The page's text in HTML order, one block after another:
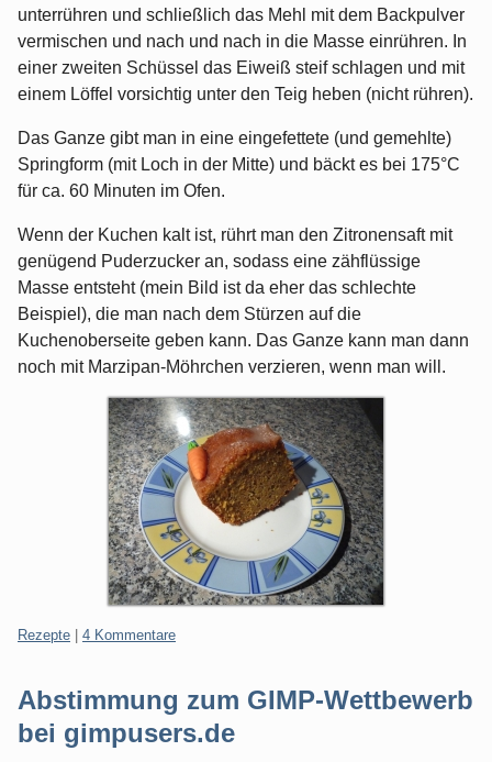
unterrühren und schließlich das Mehl mit dem Backpulver
vermischen und nach und nach in die Masse einrühren. In
einer zweiten Schüssel das Eiweiß steif schlagen und mit
einem Löffel vorsichtig unter den Teig heben (nicht rühren).
Das Ganze gibt man in eine eingefettete (und gemehlte)
Springform (mit Loch in der Mitte) und bäckt es bei 175°C
für ca. 60 Minuten im Ofen.
Wenn der Kuchen kalt ist, rührt man den Zitronensaft mit
genügend Puderzucker an, sodass eine zähflüssige
Masse entsteht (mein Bild ist da eher das schlechte
Beispiel), die man nach dem Stürzen auf die
Kuchenoberseite geben kann. Das Ganze kann man dann
noch mit Marzipan-Möhrchen verzieren, wenn man will.
Kategorien:
Rezepte 4 Kommentare
Abstimmung zum GIMP-Wettbewerb
bei gimpusers.de